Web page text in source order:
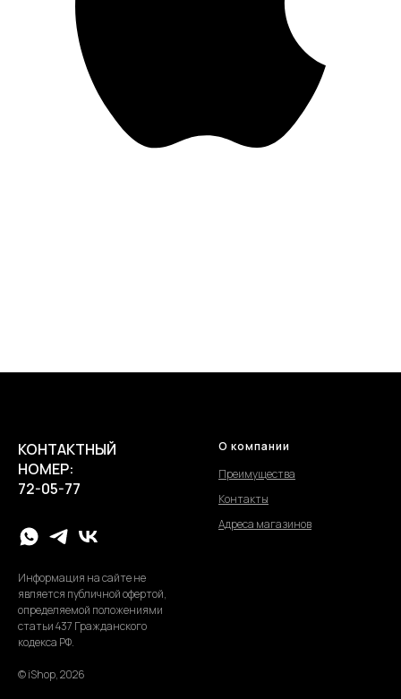
КОНТАКТНЫЙ
НОМЕР:
72-05-77
Информация на сайте не
является публичной офертой,
определяемой положениями
статьи 437 Гражданского
кодекса РФ.
© iShop, 2026
О компании
Преимущества
Контакты
Адреса магазинов